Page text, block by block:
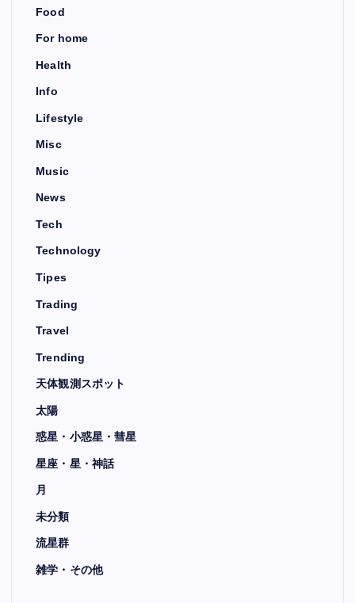
Food
For home
Health
Info
Lifestyle
Misc
Music
News
Tech
Technology
Tipes
Trading
Travel
Trending
天体観測スポット
太陽
惑星・小惑星・彗星
星座・星・神話
月
未分類
流星群
雑学・その他